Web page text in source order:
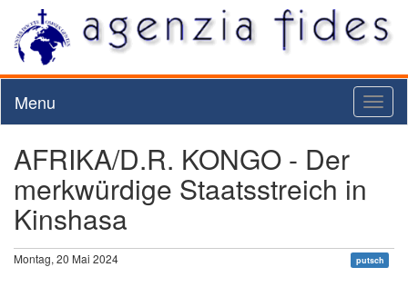
Menu
AFRIKA/D.R. KONGO - Der
merkwürdige Staatsstreich in
Kinshasa
Montag, 20 Mai 2024 putsch